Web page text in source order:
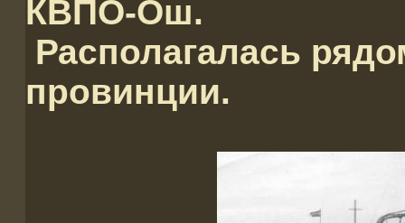
КВПО-Ош.
Располагалась
провинции.